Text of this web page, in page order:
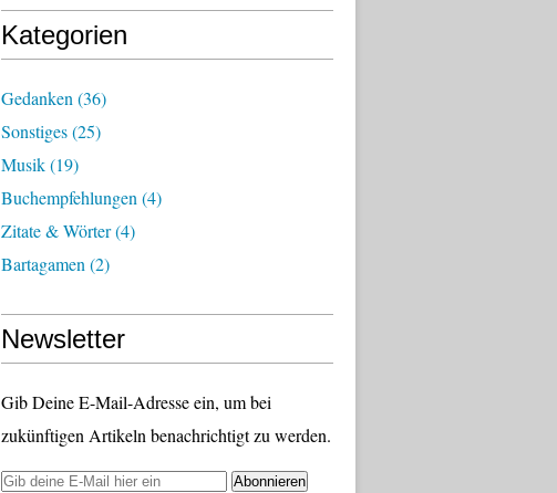
Kategorien
Gedanken (36)
Sonstiges(25)
Musik(19)
Buchempfehlungen (4)
Zitate & Wörter(4)
Bartagamen (2)
Newsletter
Gib Deine E-Mail-Adresse ein, um bei
zukünftigen Artikeln benachrichtigt zu werden.